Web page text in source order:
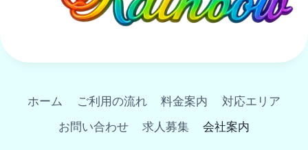
ホーム ご利用の流れ 料金案内
対応エリア
お問い合わせ
求人募集 会社案内